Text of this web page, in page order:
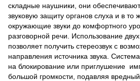
складные наушники, они
звуковую защиту органов слуха и в то
окружающие звуки до комфортного
разговорной речи. Использование
позволяет получить стереозвук с
направления источника звука.
на блокирование или приглушение
большой громкости, подавляя